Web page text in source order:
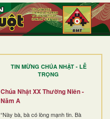
TIN MỪNG CHÚA NHẬT - LỄ
TRỌNG
Chúa Nhật XX Thường Niên -
Năm A
“Này bà, bà có lòng mạnh tin. Bà